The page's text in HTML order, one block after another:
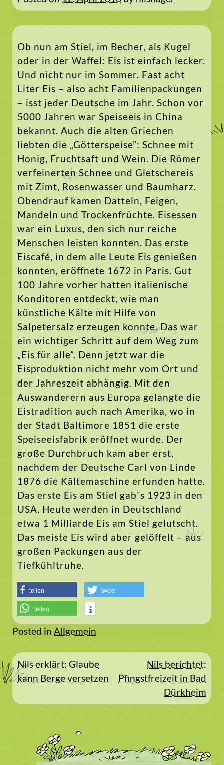
Ob nun am Stiel, im Becher, als Kugel
oder in der Waffel: Eis ist einfach lecker.
Und nicht nur im Sommer. Fast acht
Liter Eis – also acht Familienpackungen
– isst jeder Deutsche im Jahr. Schon vor
5000 Jahren war Speiseeis in China
bekannt. Auch die alten Griechen
liebten die „Götterspeise”: Schnee mit
Honig, Fruchtsaft und Wein. Die Römer
verfeinerten Schnee und Gletschereis
mit Zimt, Rosenwasser und Baumharz.
Obendrauf kamen Datteln, Feigen,
Mandeln und Trockenfrüchte. Eisessen
war ein Luxus, den sich nur reiche
Menschen leisten konnten. Das erste
Eiscafé, in dem alle Leute Eis genießen
konnten, eröffnete 1672 in Paris. Gut
100 Jahre vorher hatten italienische
Konditoren entdeckt, wie man
künstliche Kälte mit Hilfe von
Salpetersalz erzeugen konnte. Das war
ein wichtiger Schritt auf dem Weg zum
„Eis für alle”. Denn jetzt war die
Eisproduktion nicht mehr vom Ort und
der Jahreszeit abhängig. Mit den
Auswanderern aus Europa gelangte die
Eistradition auch nach Amerika, wo in
der Stadt Baltimore 1851 die erste
Speiseeisfabrik eröffnet wurde. Der
große Durchbruch kam aber erst,
nachdem der Deutsche Carl von Linde
1876 die Kältemaschine erfunden hatte.
Das erste Eis am Stiel gab`s 1923 in den
USA. Heute werden in Deutschland
etwa 1 Milliarde Eis am Stiel gelutscht.
Das meiste Eis wird aber gelöffelt – aus
großen Packungen aus der
Tiefkühltruhe.
teilen tweet
teilen
Posted in Allgemein
Beitragsnavigation
Nils erklärt: Glaube
kann Berge versetzen
Nils berichtet:
Pfingstfreizeit in Bad
Dürkheim